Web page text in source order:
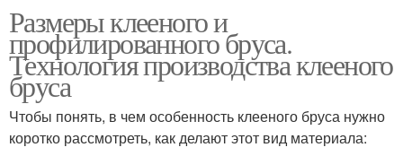
Размеры клееного и
профилированного бруса.
Технология производства клееного
бруса
Чтобы понять, в чем особенность клееного бруса нужно
коротко рассмотреть, как делают этот вид материала: